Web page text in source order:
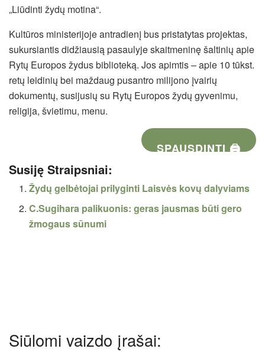
„Liūdinti žydų motina“.
Kultūros ministerijoje antradienį bus pristatytas projektas,
sukursiantis didžiausią pasaulyje skaitmeninę šaltinių apie
Rytų Europos žydus biblioteką. Jos apimtis – apie 10 tūkst.
retų leidinių bei maždaug pusantro milijono įvairių
dokumentų, susijusių su Rytų Europos žydų gyvenimu,
religija, švietimu, menu.
SPAUSDINTI 🖨
Susiję Straipsniai:
Žydų gelbėtojai prilyginti Laisvės kovų dalyviams
C.Sugihara palikuonis: geras jausmas būti gero
žmogaus sūnumi
Siūlomi vaizdo įrašai: